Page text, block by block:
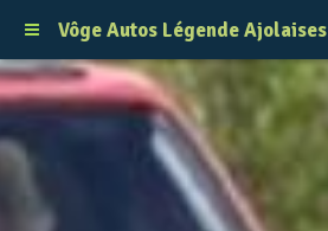
Vôge Autos Légende Ajolaises